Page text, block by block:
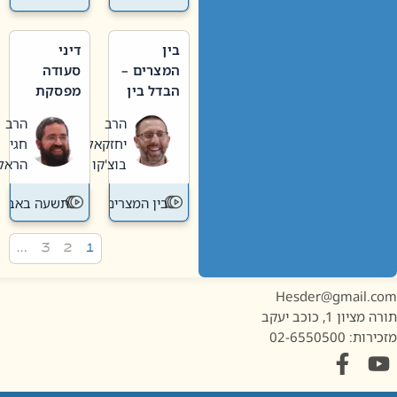
בין
המצרים –
הבדל בין
חדשה
לישנה
הרב
יחזקאל
בוצ'קו
בין המצרים
דיני
סעודה
מפסקת
תשעה
באב
הרב
חגי
הראל
תשעה באב
1, כוכב יעקב
02-6550500